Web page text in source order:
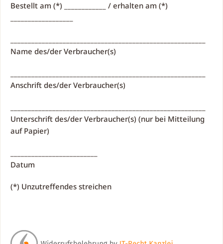
Bestellt am (*) ____________ / erhalten am (*)
Name des/der Verbraucher(s)
Anschrift des/der Verbraucher(s)
Unterschrift des/der Verbraucher(s) (nur bei Mitteilung
auf Papier)
Datum
(*) Unzutreffendes streichen